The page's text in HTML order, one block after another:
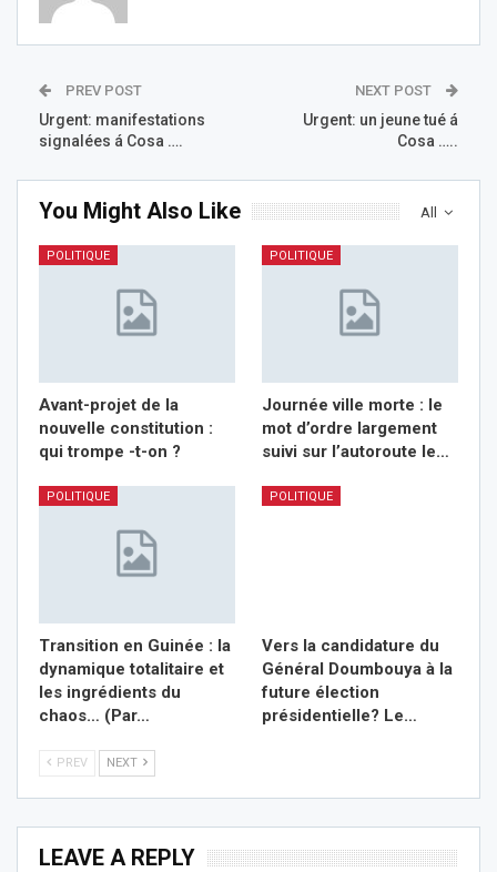
PREV POST
Urgent: manifestations
signalées á Cosa ….
NEXT POST
Urgent: un jeune tué á
Cosa …..
All
You Might Also Like
POLITIQUE
Avant-projet de la
nouvelle constitution :
qui trompe -t-on ?
POLITIQUE
Journée ville morte : le
mot d’ordre largement
suivi sur l’autoroute le…
POLITIQUE
Transition en Guinée : la
dynamique totalitaire et
les ingrédients du
chaos… (Par…
POLITIQUE
Vers la candidature du
Général Doumbouya à la
future élection
présidentielle? Le…
PREV NEXT
LEAVE A REPLY